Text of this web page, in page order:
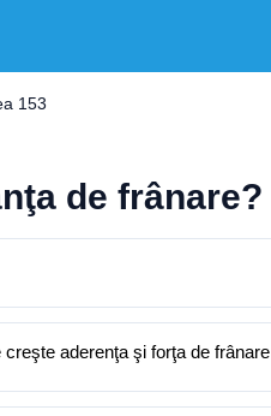
153
de frânare?
aderenţa şi forţa de frânare